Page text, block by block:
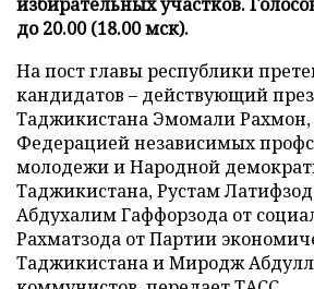
до 20.00 (18.00 мск).
На пост главы республики
кандидатов – действующий
Таджикистана Эмомали
Федерацией независимых
молодежи и Народной
Таджикистана, Рустам
Абдухалим Гаффорзода от
Рахматзода от Партии
Таджикистана и Миродж